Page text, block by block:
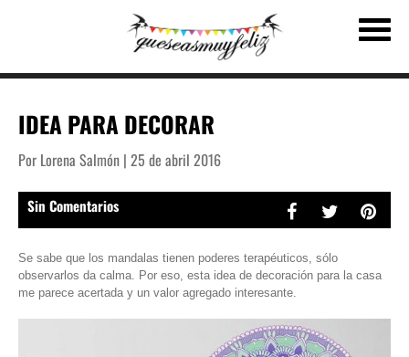
IDEA PARA DECORAR
Por Lorena Salmón | 25 de abril 2016
Sin Comentarios
Se sabe que los mandalas tienen poderes terapéuticos, sólo
observarlos da calma. Por eso, esta idea de decoración para la casa
me parece acertada y un valor agregado interesante.